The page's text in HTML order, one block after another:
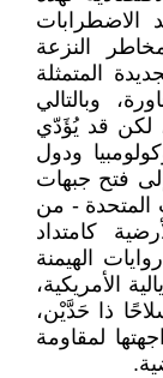
الاضطرابات
مخاطر النزعة
المتمثلة
وبالتالي
قد يُؤَدّي
ودول
فتح جبهات
المتحدة - من
كامتداد
الهيمنة
الأمريكية،
ذا حَدَّيْن،
لمقاومة